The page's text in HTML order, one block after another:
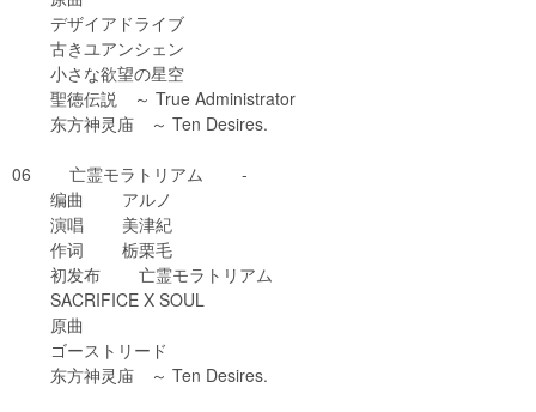
デザイアドライブ
古きユアンシェン
小さな欲望の星空
聖徳伝説 ～ True Administrator
东方神灵庙 ～ Ten Desires.
06 亡霊モラトリアム -
编曲 アルノ
演唱 美津紀
作词 栃栗毛
初发布 亡霊モラトリアム
SACRIFICE X SOUL
原曲
ゴーストリード
东方神灵庙 ～ Ten Desires.